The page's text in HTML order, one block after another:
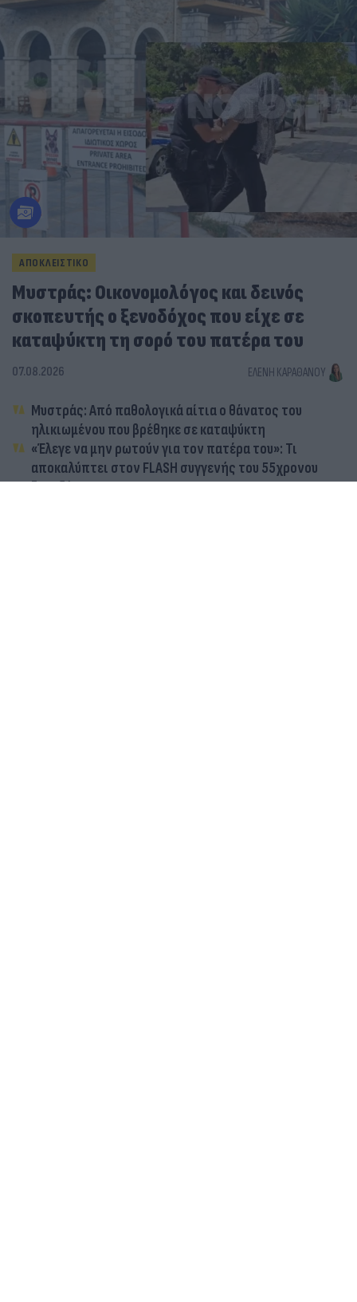
ΑΠΟΚΛΕΙΣΤΙΚΟ
Μυστράς: Οικονομολόγος και δεινός
σκοπευτής ο ξενοδόχος που είχε σε
καταψύκτη τη σορό του πατέρα του
07.08.2026 ΕΛΈΝΗ ΚΑΡΑΘΆΝΟΥ
Μυστράς: Από παθολογικά αίτια ο θάνατος του
ηλικιωμένου που βρέθηκε σε καταψύκτη
«Έλεγε να μην ρωτούν για τον πατέρα του»: Τι
αποκαλύπτει στον FLASH συγγενής του 55χρονου
ξενοδόχου